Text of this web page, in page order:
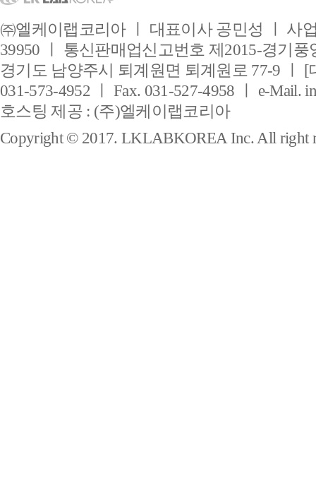
㈜엘케이랩코리아 ㅣ 대표이사 공민성 ㅣ 사
39950 ㅣ 통신판매업신고번호 제2015-경기풍
경기도 남양주시 퇴계원면 퇴계원로 77-9 ㅣ [
031-573-4952 ㅣ Fax. 031-527-4958 ㅣ e-Mail.
호스팅 제공 : (주)엘케이랩코리아
Copyright © 2017. LKLABKOREA Inc. All right